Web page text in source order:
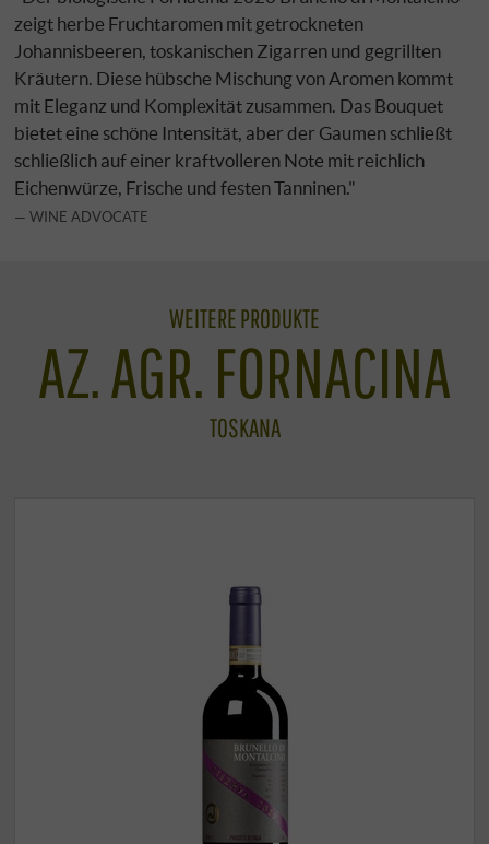
zeigt herbe Fruchtaromen mit getrockneten
Johannisbeeren, toskanischen Zigarren und gegrillten
Kräutern. Diese hübsche Mischung von Aromen kommt
mit Eleganz und Komplexität zusammen. Das Bouquet
bietet eine schöne Intensität, aber der Gaumen schließt
schließlich auf einer kraftvolleren Note mit reichlich
Eichenwürze, Frische und festen Tanninen."
WINE ADVOCATE
WEITERE PRODUKTE
AZ. AGR. FORNACINA
TOSKANA